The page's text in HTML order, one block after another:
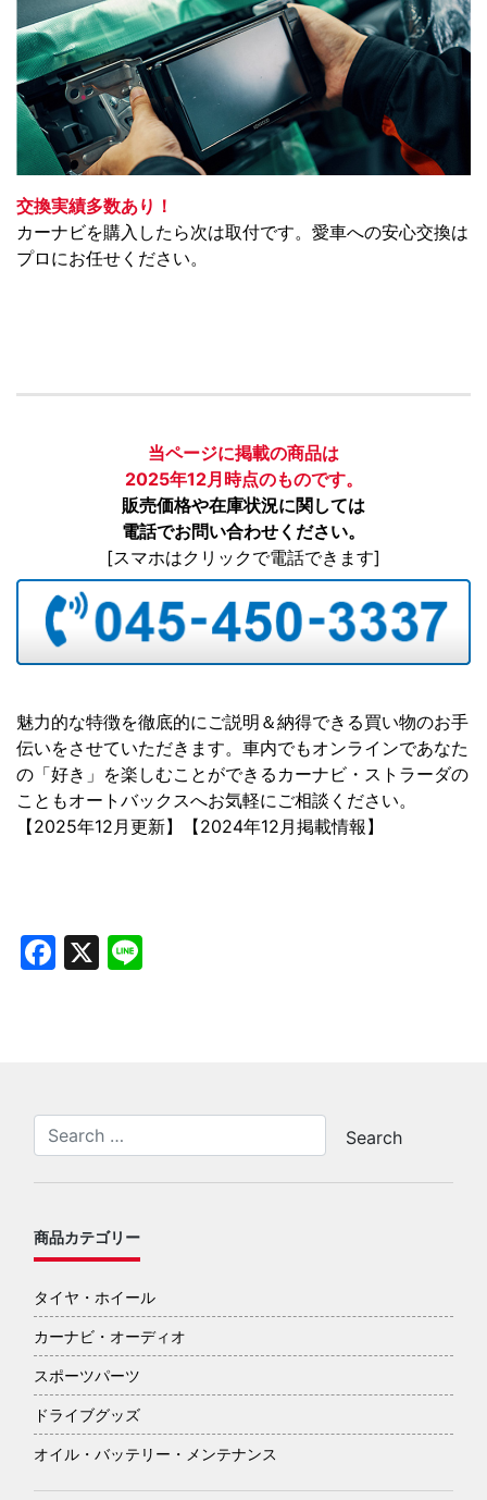
交換実績多数あり！
カーナビを購入したら次は取付です。愛車への安心交換は
プロにお任せください。
当ページに掲載の商品は
2025年12月時点のものです。
販売価格や在庫状況に関しては
電話でお問い合わせください。
[スマホはクリックで電話できます]
魅力的な特徴を徹底的にご説明＆納得できる買い物のお手
伝いをさせていただきます。車内でもオンラインであなた
の「好き」を楽しむことができるカーナビ・ストラーダの
こともオートバックスへお気軽にご相談ください。
【2025年12月更新】【2024年12月掲載情報】
Facebook
X
商品カテゴリー
タイヤ・ホイール
カーナビ・オーディオ
スポーツパーツ
ドライブグッズ
オイル・バッテリー・メンテナンス